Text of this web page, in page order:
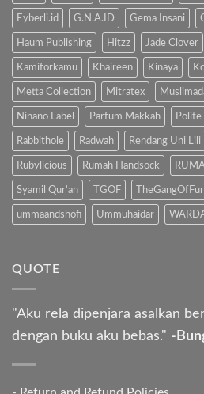
Eyberli.id G.N.A.ID Gema Insani
Haum Publishing Hitzz Jade Clover
Kamiforkamu Khaireen Kinaya
Metta Collection Mitratex
Ninano Label Parfum Makkah Polite
Rabbithole Radwah Rendang Uni Lili
Rubylicious Rumah Handsock
Syamil Qur'an TGOF TheGangOfFur
ummaandshofi Ummuhaidar
QUOTE
"Aku rela dipenjara asalkan
dengan buku aku bebas." -